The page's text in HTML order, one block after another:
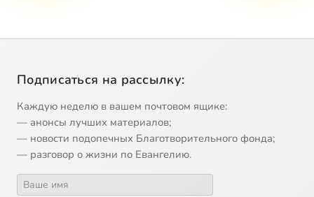
Подписаться на рассылку:
Каждую неделю в вашем почтовом ящике:
— анонсы лучших материалов;
— новости подопечных Благотворительного фонда;
— разговор о жизни по Евангелию.